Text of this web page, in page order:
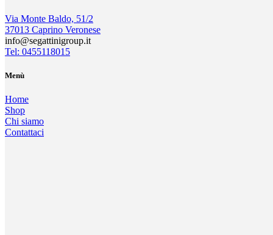
Via Monte Baldo, 51/2
37013 Caprino Veronese
info@segattinigroup.it
Tel: 0455118015
Menù
Home
Shop
Chi siamo
Contattaci